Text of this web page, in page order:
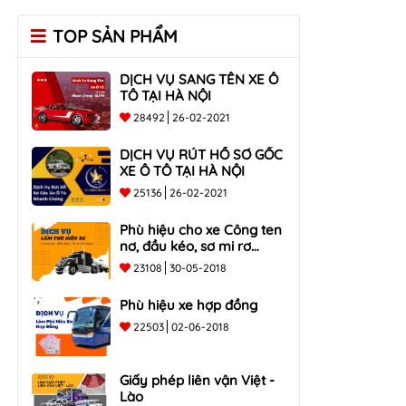
TOP SẢN PHẨM
DỊCH VỤ SANG TÊN XE Ô
TÔ TẠI HÀ NỘI
28492 26-02-2021
DỊCH VỤ RÚT HỒ SƠ GỐC
XE Ô TÔ TẠI HÀ NỘI
25136 26-02-2021
Phù hiệu cho xe Công ten
nơ, đầu kéo, sơ mi rơ
moóc
23108 30-05-2018
Phù hiệu xe hợp đồng
22503 02-06-2018
Giấy phép liên vận Việt -
Lào